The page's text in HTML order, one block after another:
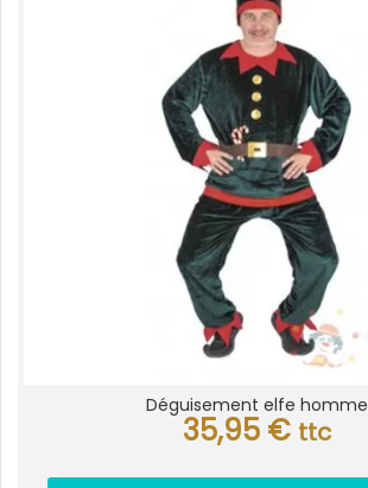
Déguisement elfe homme
35,95 € ttc